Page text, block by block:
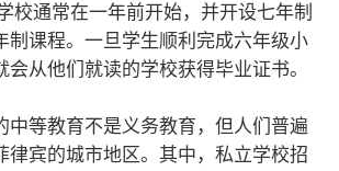
校通常在一年前开始，并开设七年制
制课程。一旦学生顺利完成六年级小
会从他们就读的学校获得毕业证书。
等教育不是义务教育，但人们普遍
律宾的城市地区。其中，私立学校招